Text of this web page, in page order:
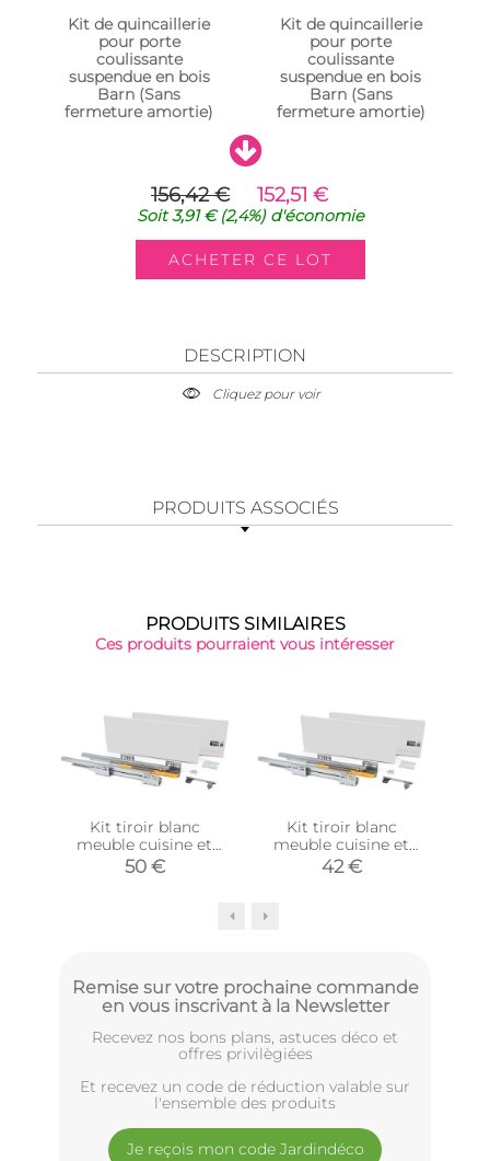
Kit de quincaillerie
pour porte
coulissante
suspendue en bois
Barn (Sans
fermeture amortie)
Kit de quincaillerie
pour porte
coulissante
suspendue en bois
Barn (Sans
fermeture amortie)
156,42 € 152,51 €
Soit3,91 €(2,4%) d'économie
DESCRIPTION
Cliquez pour voir
PRODUITS ASSOCIÉS
PRODUITS SIMILAIRES
Ces produits pourraient vous intéresser
Kit tiroir blanc
meuble cuisine et
salle de bain Concept
(Pour tiroir de 50 x
50 €
Kit tiroir blanc
meuble cuisine et
salle de bain Concept
(Pour tiroir de 35 x
42 €
Remise sur votre prochaine commande
en vous inscrivant à la Newsletter
Recevez nos bons plans, astuces déco et
offres privilègiées
Et recevez un code de réduction valable sur
l'ensemble des produits
Je reçois mon code Jardindéco